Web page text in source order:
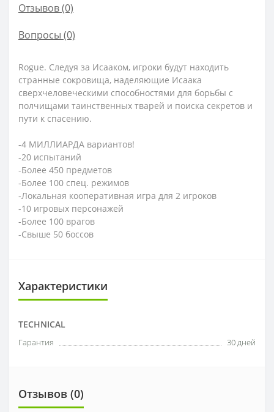
Отзывов (0)
Вопросы (0)
Rogue. Следуя за Исааком, игроки будут находить
странные сокровища, наделяющие Исаака
сверхчеловеческими способностями для борьбы с
полчищами таинственных тварей и поиска секретов и
пути к спасению.
-4 МИЛЛИАРДА вариантов!
-20 испытаний
-Более 450 предметов
-Более 100 спец. режимов
-Локальная кооперативная игра для 2 игроков
-10 игровых персонажей
-Более 100 врагов
-Свыше 50 боссов
Характеристики
TECHNICAL
Гарантия 30 дней
Отзывов (0)